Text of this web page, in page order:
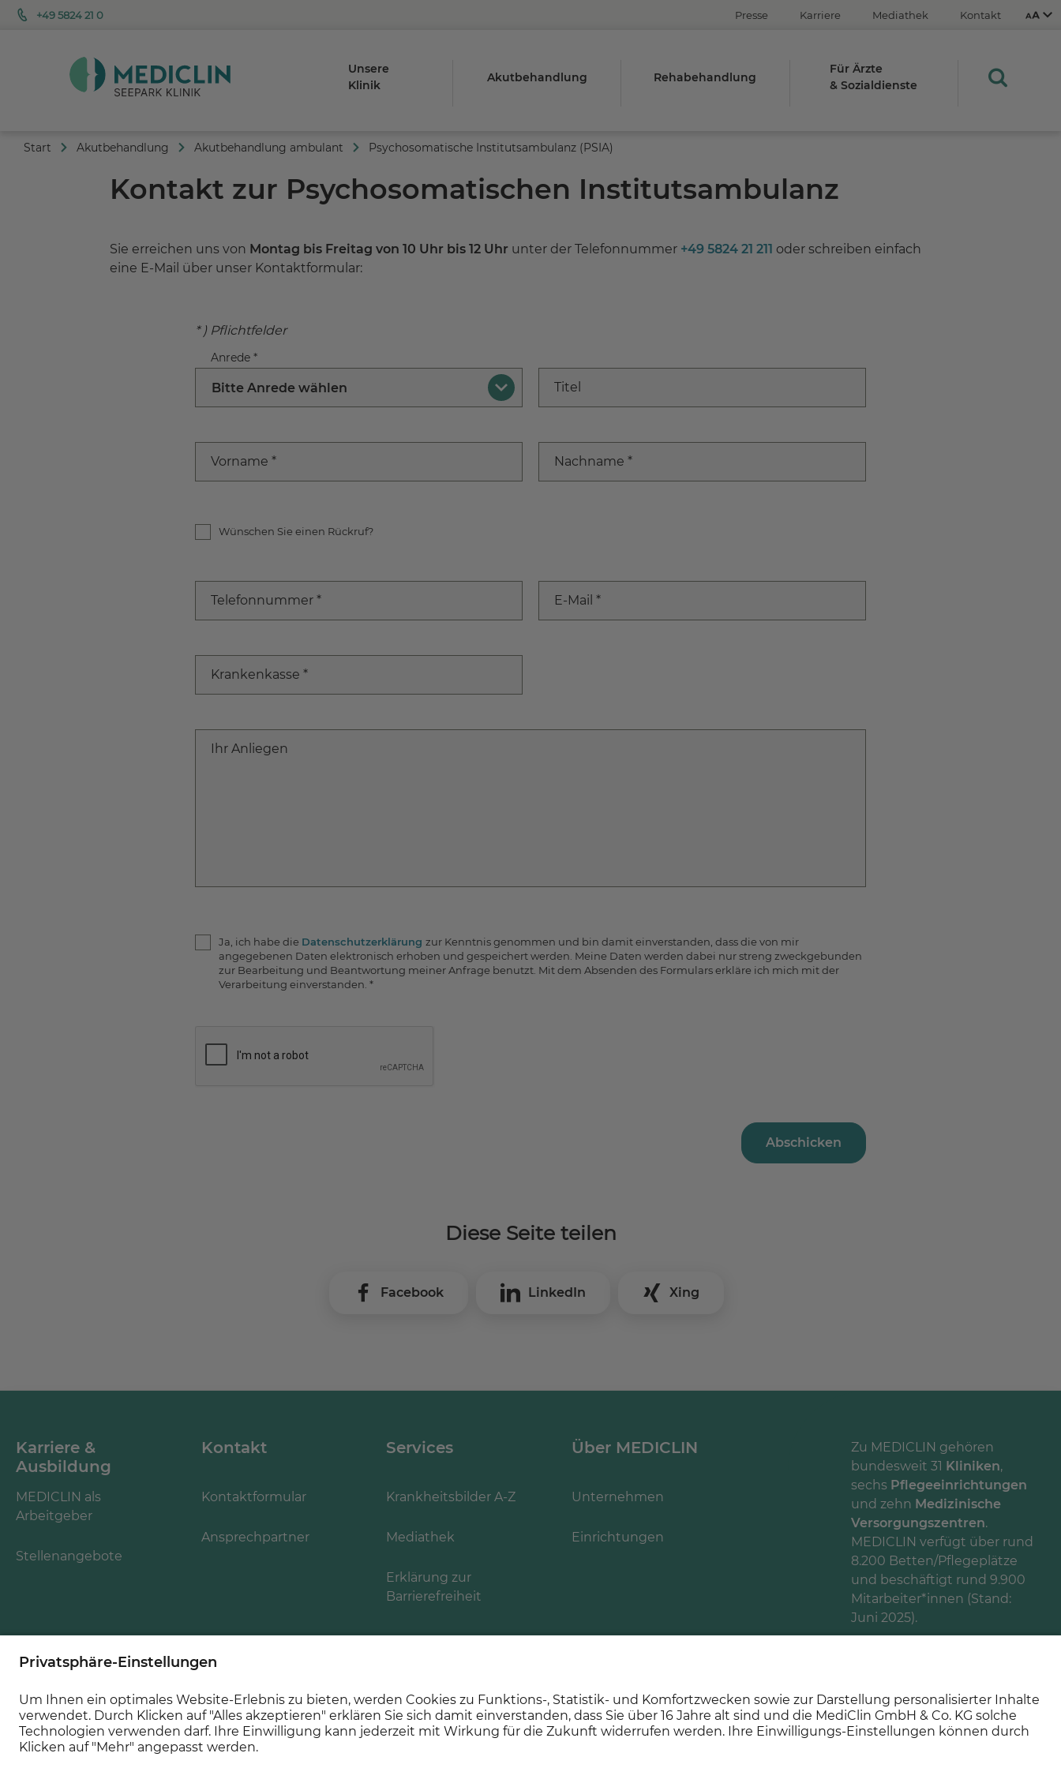
+49 5824 21 0 Presse Karriere Mediathek Kontakt
Plus- (+)
Unsere
Klinik
Akutbehandlung Rehabehandlung
Für Ärzte
& Sozialdienste
Start Akutbehandlung Akutbehandlung ambulant Psychosomatische Institutsambulanz (PSIA)
Kontakt zur Psychosomatischen Institutsambulanz
Sie erreichen uns von Montag bis Freitag von 10 Uhr bis 12 Uhr unter der Telefonnummer +49 5824 21 211 oder schreiben einfach
eine E-Mail über unser Kontaktformular:
* ) Pflichtfelder
Bitte Anrede wählen
Anrede*
Titel
Vorname* Nachname *
Wünschen Sie einen Rückruf?
Telefonnummer* E-Mail *
Krankenkasse*
Ihr Anliegen
Ja, ich habe die Datenschutzerklärungzur Kenntnis genommen und bin damit einverstanden, dass die von mir
angegebenen Daten elektronisch erhoben und gespeichert werden. Meine Daten werden dabei nur streng zweckgebunden
zur Bearbeitung und Beantwortung meiner Anfrage benutzt. Mit dem Absenden des Formulars erkläre ich mich mit der
Verarbeitung einverstanden.*
Abschicken
Diese Seite teilen
Facebook LinkedIn Xing
Karriere &
Ausbildung
MEDICLIN als
Arbeitgeber
Stellenangebote
Kontakt
Kontaktformular
Ansprechpartner
Services
Krankheitsbilder A-Z
Mediathek
Erklärung zur
Barrierefreiheit
Über MEDICLIN
Unternehmen
Einrichtungen
Folgen Sie uns:
Zu MEDICLIN gehören
bundesweit 31 Kliniken,
sechs Pflegeeinrichtungen
und zehn Medizinische
Versorgungszentren.
MEDICLIN verfügt über rund
8.200 Betten/Pflegeplätze
und beschäftigt rund 9.900
Mitarbeiter*innen (Stand:
Juni 2025).